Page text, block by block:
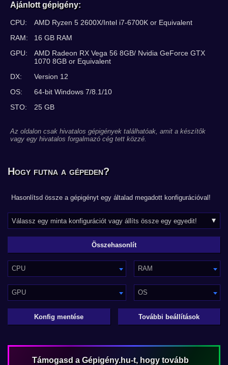
Ajánlott gépigény:
CPU:
AMD Ryzen 5 2600X/Intel i7-6700K or Equivalent
RAM:
16 GB RAM
GPU:
AMD Radeon RX Vega 56 8GB/ Nvidia GeForce GTX
1070 8GB or Equivalent
DX:
Version 12
OS:
64-bit Windows 7/8.1/10
STO:
25 GB
Az oldalon csak hivatalos gépigények találhatóak, amit a készítők
vagy egy hivatalos forgalmazó cég tett közzé.
Hogy futna a gépeden?
Hasonlítsd össze a gépigényt egy általad megadott konfigurációval!
CPU RAM
GPU OS
Konfig mentése További beállítások
Támogasd a Gépigény.hu-t, hogy tovább